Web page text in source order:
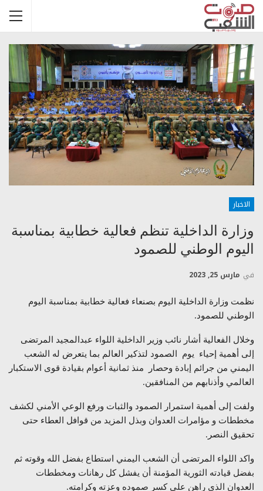
الاخبار
وزارة الداخلية تنظم فعالية خطابية بمناسبة
اليوم الوطني للصمود
في مارس 25, 2023
نظمت وزارة الداخلية اليوم بصنعاء فعالية خطابية بمناسبة اليوم
الوطني للصمود.
وخلال الفعالية أشار نائب وزير الداخلية اللواء عبدالمجيد المرتضى
إلى أهمية إحياء يوم الصمود لتذكير العالم بما يتعرض له الشعب
اليمني من جرائم إبادة وحصار منذ ثمانية أعوام بقيادة قوى الاستكبار
العالمي وأذنابهم من المنافقين.
ولفت إلى أهمية استمرار الصمود والثبات ورفع الوعي الأمني لكشف
مخططات و مؤامرات العدوان وبذل المزيد من قوافل العطاء حتى
تحقيق النصر.
واكد اللواء المرتضى أن الشعب اليمني استطاع بفضل الله وقوته ثم
بفضل قيادته الثورية المؤمنة أن يفشل كل رهانات ومخططات
العدوان الذي راهن على كسر صموده وعزته وكرامته.